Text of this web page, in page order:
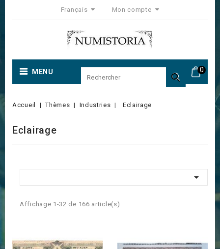
Français Mon compte
0
MENU 
Accueil Thèmes Industries Eclairage
Eclairage

Affichage 1-32 de 166 article(s)